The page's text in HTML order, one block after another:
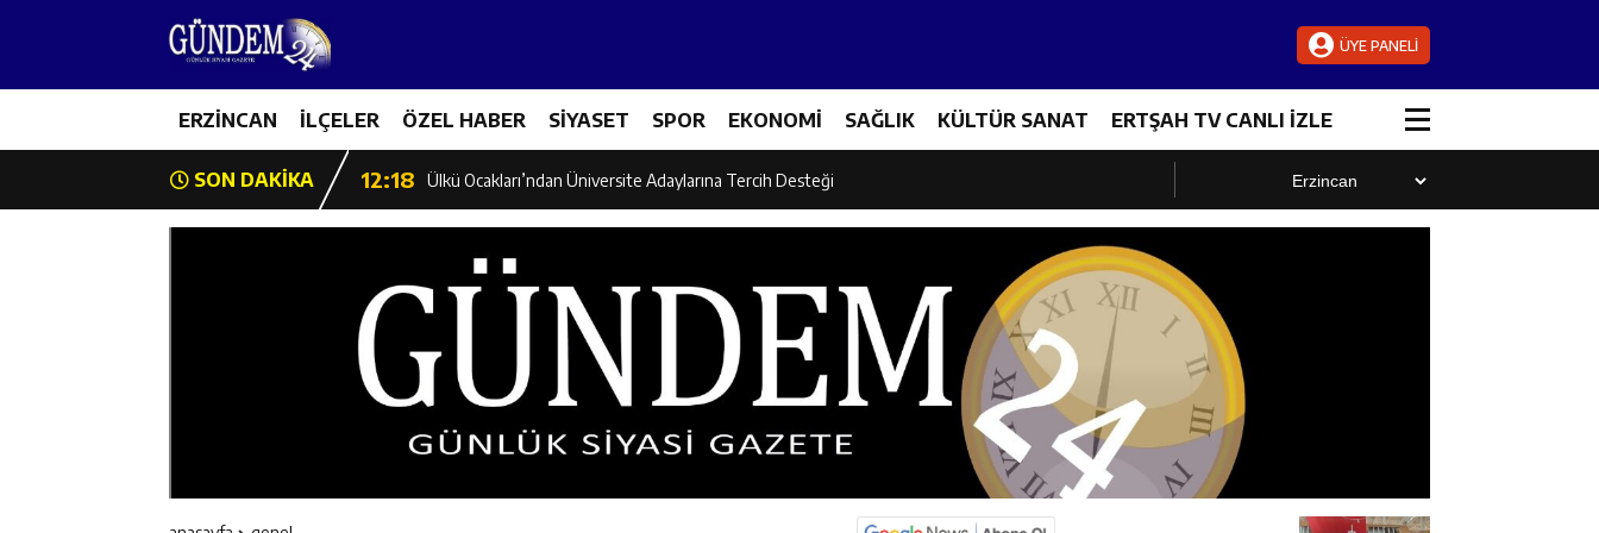
ÜYE PANELİ
ERZİNCAN İLÇELER ÖZEL HABER SİYASET SPOR EKONOMİ SAĞLIK KÜLTÜR SANAT ERTŞAH TV CANLI İZLE
SON DAKİKA
12:19 Umre Ödüllü Bilgi Yarışmasının Kazananları Kutsal Topraklara Uğurlandı
12:18 Ülkü Ocakları’ndan Üniversite Adaylarına Tercih Desteği
12:16 Vali Yardımcıları Canpolat ve Kaya, Mehmet Zengin’in Cenaze Törenine Katıldı
12:16 Kaymakam Mehmet Furkan Taşkıran, Tamer Asansör’ün Açılışına Katıldı
Geleceğin Hafızlarına Ziyaret: Burhan İşliyen Erzincan’da Kur’an Kursu Öğrencileriyle Buluştu